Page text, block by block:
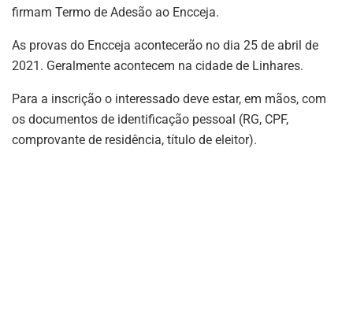
firmam Termo de Adesão ao Encceja.
As provas do Encceja acontecerão no dia 25 de abril de
2021. Geralmente acontecem na cidade de Linhares.
Para a inscrição o interessado deve estar, em mãos, com
os documentos de identificação pessoal (RG, CPF,
comprovante de residência, título de eleitor).